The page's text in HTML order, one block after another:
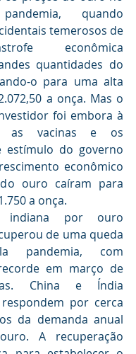
quando
temerosos de
econômica
quantidades do
o para uma alta
a onça. Mas o
foi embora à
as vacinas e os
estímulo do governo
econômico
ouro caíram para
a onça.
indiana por ouro
de uma queda
pandemia, com
em março de
China e Índia
por cerca
da demanda anual
A recuperação